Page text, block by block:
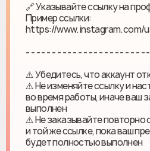
🔗 Указывайте ссылку на
Пример ссылки:
https://www.instagram.com/
- - - - - - - - - - - - - - - - - - - - - - -
⚠️ Убедитесь, что аккаунт
⚠️ Не изменяйте ссылку и
во время работы, иначе ваш
выполнен
⚠️ Не заказывайте повторно
и той же ссылке, пока ваш
будет полностью выполнен